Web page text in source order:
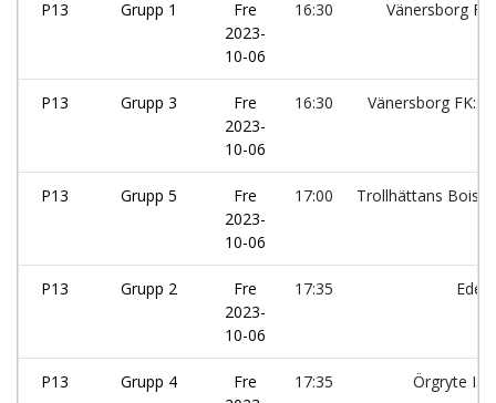
P13 Grupp 1
Fre
2023-
10-06
16:30 Vänersborg
P13 Grupp 3
Fre
2023-
10-06
16:30 Vänersborg
P13 Grupp 5
Fre
2023-
10-06
17:00 Trollhättans
P13 Grupp 2
Fre
2023-
10-06
17:35 Edet
P13 Grupp 4
Fre
17:35 Örgryte